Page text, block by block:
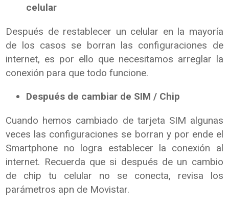
celular
Después de restablecer un celular en la mayoría
de los casos se borran las configuraciones de
internet, es por ello que necesitamos arreglar la
conexión para que todo funcione.
Después de cambiar de SIM / Chip
Cuando hemos cambiado de tarjeta SIM algunas
veces las configuraciones se borran y por ende el
Smartphone no logra establecer la conexión al
internet. Recuerda que si después de un cambio
de chip tu celular no se conecta, revisa los
parámetros apn de Movistar.